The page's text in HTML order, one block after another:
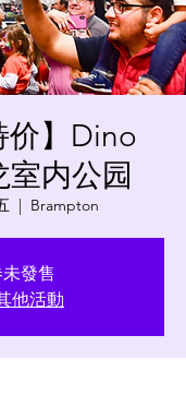
价】Dino
室内公园
  |
Brampton
發售
他活動